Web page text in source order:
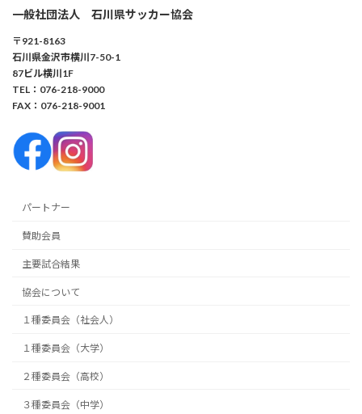
一般社団法人 石川県サッカー協会
〒921-8163
石川県金沢市横川7-50-1
87ビル横川1F
TEL：076-218-9000
FAX：076-218-9001
パートナー
賛助会員
主要試合結果
協会について
１種委員会（社会人）
１種委員会（大学）
２種委員会（高校）
３種委員会（中学）